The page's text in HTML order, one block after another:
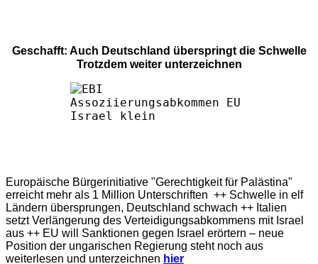
Geschafft: Auch Deutschland überspringt die Schwelle
Trotzdem weiter unterzeichnen
Europäische Bürgerinitiative "Gerechtigkeit für Palästina"
erreicht mehr als 1 Million Unterschriften ++ Schwelle in elf
Ländern übersprungen, Deutschland schwach ++ Italien
setzt Verlängerung des Verteidigungsabkommens mit Israel
aus ++ EU will Sanktionen gegen Israel erörtern – neue
Position der ungarischen Regierung steht noch aus
weiterlesen und unterzeichnen hier